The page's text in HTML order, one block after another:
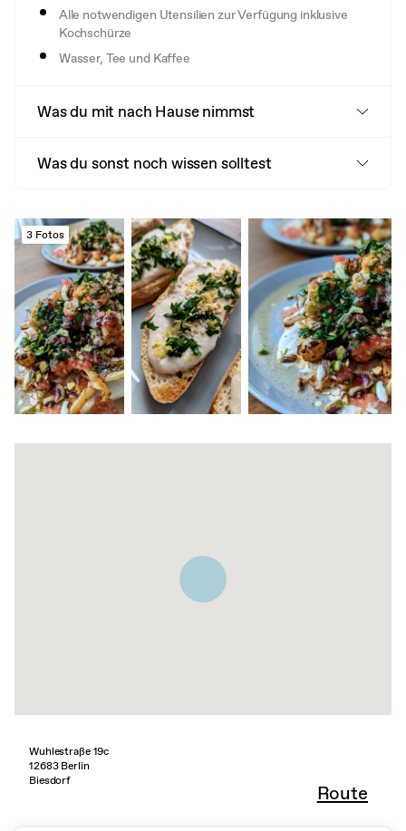
Alle notwendigen Utensilien zur Verfügung inklusive
Kochschürze
Wasser, Tee und Kaffee
Was du mit nach Hause nimmst
Was du sonst noch wissen solltest
3 Fotos
Wuhlestraße 19c
12683 Berlin
Biesdorf
Route